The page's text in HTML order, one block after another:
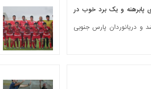
پابرهنه و یک برد خوب در
و دریانوردان پارس جنوبی